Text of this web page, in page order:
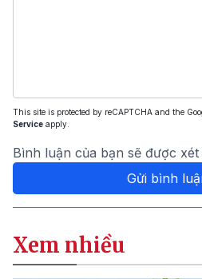
This site is protected by reCAPTCHA and the
Service apply.
Bình luận của bạn sẽ được
Gửi bình
Xem nhiều